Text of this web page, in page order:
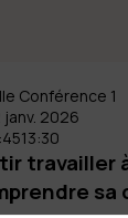
Conférence 1
janv. 2026
13:30
travailler